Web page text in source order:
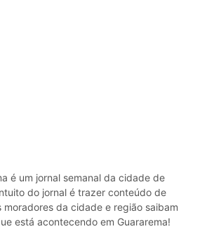
é um jornal semanal da cidade de
do jornal é trazer conteúdo de
moradores da cidade e região saibam
está acontecendo em Guararema!